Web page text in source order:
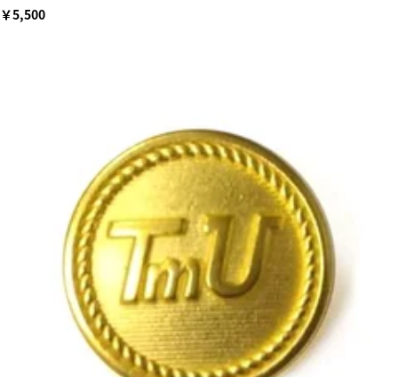
￥5,500